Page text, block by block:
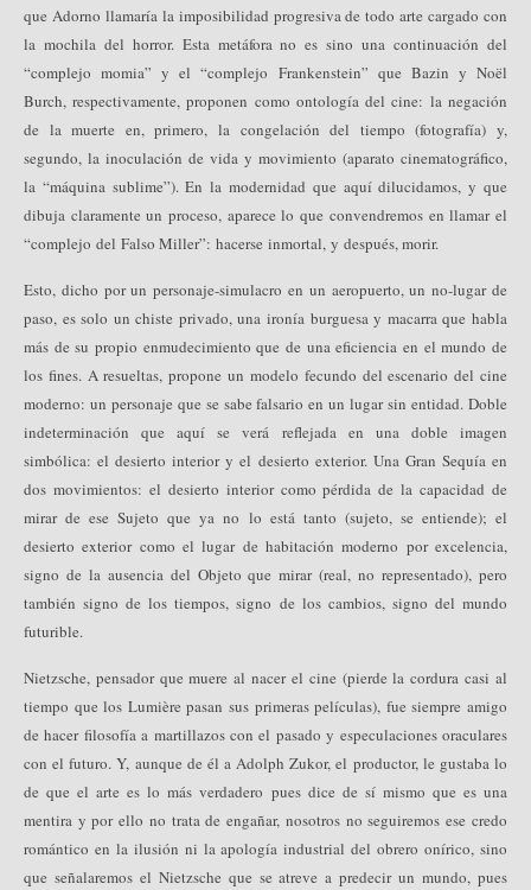
que Adorno llamaría la imposibilidad progresiva de todo arte cargado con
la mochila del horror. Esta metáfora no es sino una continuación del
“complejo momia” y el “complejo Frankenstein” que Bazin y Noël
Burch, respectivamente, proponen como ontología del cine: la negación
de la muerte en, primero, la congelación del tiempo (fotografía) y,
segundo, la inoculación de vida y movimiento (aparato cinematográfico,
la “máquina sublime”). En la modernidad que aquí dilucidamos, y que
dibuja claramente un proceso, aparece lo que convendremos en llamar el
“complejo del Falso Miller”: hacerse inmortal, y después, morir.
Esto, dicho por un personaje-simulacro en un aeropuerto, un no-lugar de
paso, es solo un chiste privado, una ironía burguesa y macarra que habla
más de su propio enmudecimiento que de una eficiencia en el mundo de
los fines. A resueltas, propone un modelo fecundo del escenario del cine
moderno: un personaje que se sabe falsario en un lugar sin entidad. Doble
indeterminación que aquí se verá reflejada en una doble imagen
simbólica: el desierto interior y el desierto exterior. Una Gran Sequía en
dos movimientos: el desierto interior como pérdida de la capacidad de
mirar de ese Sujeto que ya no lo está tanto (sujeto, se entiende); el
desierto exterior como el lugar de habitación moderno por excelencia,
signo de la ausencia del Objeto que mirar (real, no representado), pero
también signo de los tiempos, signo de los cambios, signo del mundo
futurible.
Nietzsche, pensador que muere al nacer el cine (pierde la cordura casi al
tiempo que los Lumière pasan sus primeras películas), fue siempre amigo
de hacer filosofía a martillazos con el pasado y especulaciones oraculares
con el futuro. Y, aunque de él a Adolph Zukor, el productor, le gustaba lo
de que el arte es lo más verdadero pues dice de sí mismo que es una
mentira y por ello no trata de engañar, nosotros no seguiremos ese credo
romántico en la ilusión ni la apología industrial del obrero onírico, sino
que señalaremos el Nietzsche que se atreve a predecir un mundo, pues